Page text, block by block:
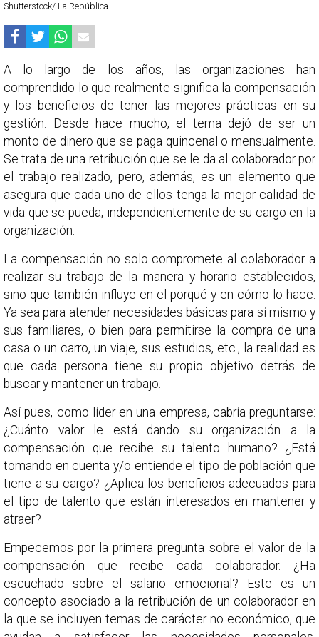
Shutterstock/ La República
A lo largo de los años, las organizaciones han
comprendido lo que realmente significa la compensación
y los beneficios de tener las mejores prácticas en su
gestión. Desde hace mucho, el tema dejó de ser un
monto de dinero que se paga quincenal o mensualmente.
Se trata de una retribución que se le da al colaborador por
el trabajo realizado, pero, además, es un elemento que
asegura que cada uno de ellos tenga la mejor calidad de
vida que se pueda, independientemente de su cargo en la
organización.
La compensación no solo compromete al colaborador a
realizar su trabajo de la manera y horario establecidos,
sino que también influye en el porqué y en cómo lo hace.
Ya sea para atender necesidades básicas para sí mismo y
sus familiares, o bien para permitirse la compra de una
casa o un carro, un viaje, sus estudios, etc., la realidad es
que cada persona tiene su propio objetivo detrás de
buscar y mantener un trabajo.
Así pues, como líder en una empresa, cabría preguntarse:
¿Cuánto valor le está dando su organización a la
compensación que recibe su talento humano? ¿Está
tomando en cuenta y/o entiende el tipo de población que
tiene a su cargo? ¿Aplica los beneficios adecuados para
el tipo de talento que están interesados en mantener y
atraer?
Empecemos por la primera pregunta sobre el valor de la
compensación que recibe cada colaborador. ¿Ha
escuchado sobre el salario emocional? Este es un
concepto asociado a la retribución de un colaborador en
la que se incluyen temas de carácter no económico, que